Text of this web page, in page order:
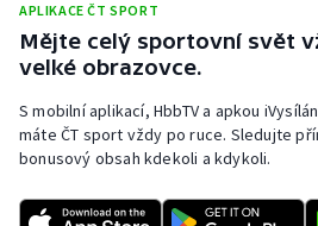
Ragby
Rychlobruslení
Rychlostní kanoistika
Short track
APLIKACE ČT SPORT
Mějte celý sportovní svět
velké obrazovce.
S mobilní aplikací, HbbTV a apkou
máte ČT sport vždy po ruce. Sledujte
bonusový obsah kdekoli a kdykoli.